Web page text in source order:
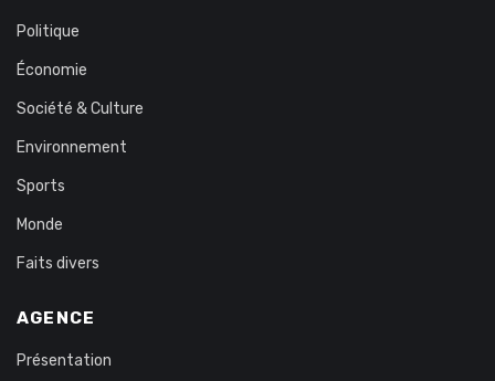
Politique
Économie
Société & Culture
Environnement
Sports
Monde
Faits divers
AGENCE
Présentation